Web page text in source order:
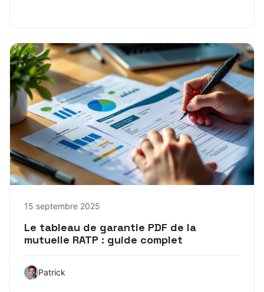
15 septembre 2025
Le tableau de garantie PDF de la
mutuelle RATP : guide complet
Patrick